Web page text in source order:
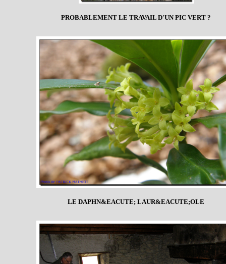
PROBABLEMENT LE TRAVAIL D'UN PIC VERT ?
LE DAPHN&EACUTE; LAUR&EACUTE;OLE